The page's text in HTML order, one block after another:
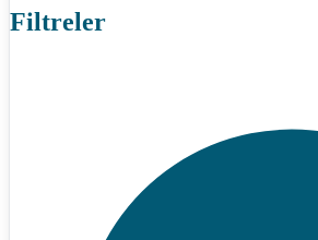
Filtreler